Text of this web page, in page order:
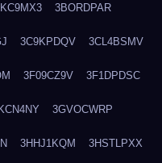
3BORDPAR
3C9KPDQV 3CL4BSMV
3F09CZ9V 3F1DPDSC
3GVOCWRP
3HHJ1KQM 3HSTLPXX